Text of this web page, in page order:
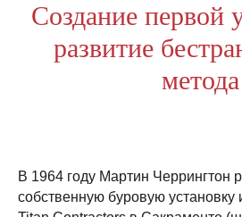
Создание первой
развитие
метода
В 1964 году Мартин Черрингтон
собственную буровую